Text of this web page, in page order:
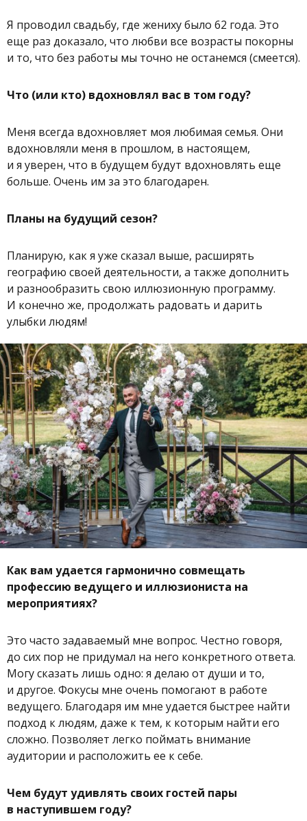
Я проводил свадьбу, где жениху было 62 года. Это
еще раз доказало, что любви все возрасты покорны
и то, что без работы мы точно не останемся (смеется).
Что (или кто) вдохновлял вас в том году?
Меня всегда вдохновляет моя любимая семья. Они
вдохновляли меня в прошлом, в настоящем,
и я уверен, что в будущем будут вдохновлять еще
больше. Очень им за это благодарен.
Планы на будущий сезон?
Планирую, как я уже сказал выше, расширять
географию своей деятельности, а также дополнить
и разнообразить свою иллюзионную программу.
И конечно же, продолжать радовать и дарить
улыбки людям!
Как вам удается гармонично совмещать
профессию ведущего и иллюзиониста на
мероприятиях?
Это часто задаваемый мне вопрос. Честно говоря,
до сих пор не придумал на него конкретного ответа.
Могу сказать лишь одно: я делаю от души и то,
и другое. Фокусы мне очень помогают в работе
ведущего. Благодаря им мне удается быстрее найти
подход к людям, даже к тем, к которым найти его
сложно. Позволяет легко поймать внимание
аудитории и расположить ее к себе.
Чем будут удивлять своих гостей пары
в наступившем году?